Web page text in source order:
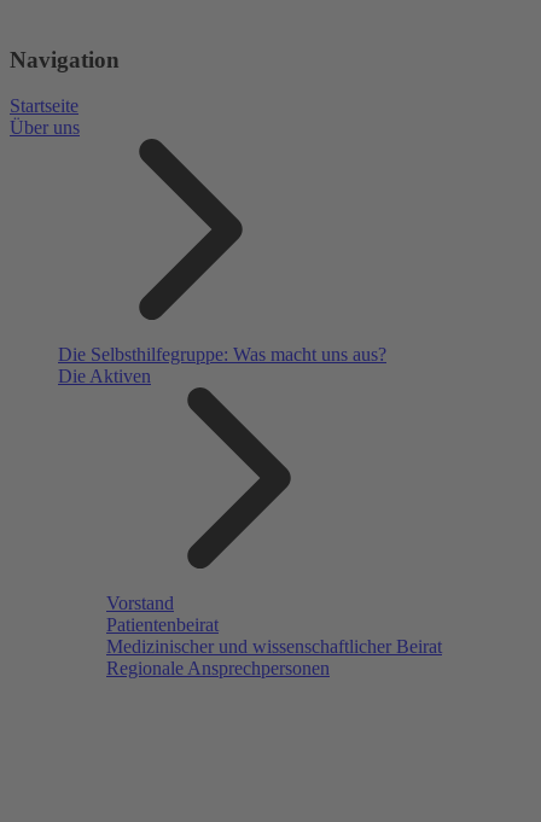
Navigation
Startseite
Über uns
Die Selbsthilfegruppe: Was macht uns aus?
Die Aktiven
Vorstand
Patientenbeirat
Medizinischer und wissenschaftlicher Beirat
Regionale Ansprechpersonen